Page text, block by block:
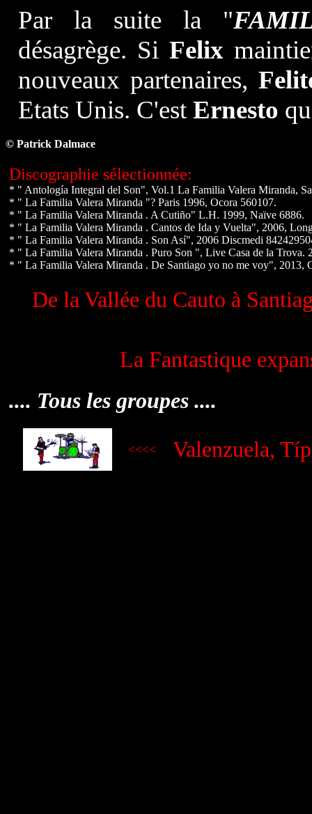
Par la suite la "
désagrège. Si Felix
nouveaux partenaires,
Etats Unis. C'est Ernesto
© Patrick Dalmace
Discographie sélectionnée:
* " Antología Integral del Son", Vol.1 La Familia Valera Miranda,
* " La Familia Valera Miranda "? Paris 1996, Ocora 560107.
* " La Familia Valera Miranda . A Cutiño" L.H. 1999, Naïve 6886.
* " La Familia Valera Miranda . Cantos de Ida y Vuelta", 2006,
* " La Familia Valera Miranda . Son Así", 2006 Discmedi
* " La Familia Valera Miranda . Puro Son ", Live Casa de la Trova.
* " La Familia Valera Miranda . De Santiago yo no me voy", 2013,
De la Vallée du Cauto à
La Fantastique
.... Tous les groupes ....
<<<< Valenzuela,